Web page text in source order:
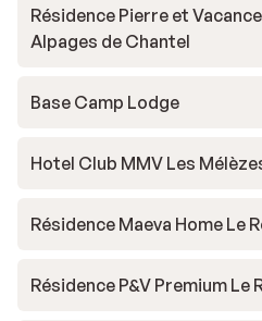
Résidence Pierre et
Alpages de Chantel
Base Camp Lodge
Hotel Club MMV Les
Résidence Maeva Home Le
Résidence P&V Premium Le